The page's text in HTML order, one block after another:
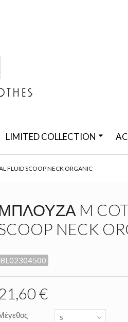
LIMITED COLLECTION
SCOOP NECK ORGANIC
M
NECK
BL02304500
€
S